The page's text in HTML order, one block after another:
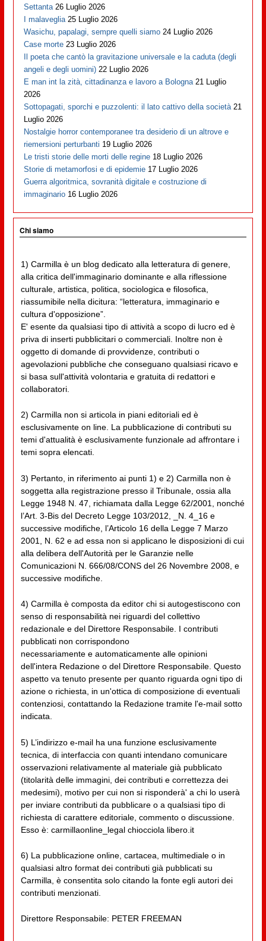
Settanta 26 Luglio 2026
I malaveglia 25 Luglio 2026
Wasichu, papalagi, sempre quelli siamo 24 Luglio 2026
Case morte 23 Luglio 2026
Il poeta che cantò la gravitazione universale e la caduta (degli
angeli e degli uomini) 22 Luglio 2026
E man int la zità, cittadinanza e lavoro a Bologna 21 Luglio
2026
Sottopagati, sporchi e puzzolenti: il lato cattivo della società 21
Luglio 2026
Nostalgie horror contemporanee tra desiderio di un altrove e
riemersioni perturbanti 19 Luglio 2026
Le tristi storie delle morti delle regine 18 Luglio 2026
Storie di metamorfosi e di epidemie 17 Luglio 2026
Guerra algoritmica, sovranità digitale e costruzione di
immaginario 16 Luglio 2026
Chi siamo
1) Carmilla è un blog dedicato alla letteratura di genere,
alla critica dell'immaginario dominante e alla riflessione
culturale, artistica, politica, sociologica e filosofica,
riassumibile nella dicitura: “letteratura, immaginario e
cultura d'opposizione”.
E' esente da qualsiasi tipo di attività a scopo di lucro ed è
priva di inserti pubblicitari o commerciali. Inoltre non è
oggetto di domande di provvidenze, contributi o
agevolazioni pubbliche che conseguano qualsiasi ricavo e
si basa sull'attività volontaria e gratuita di redattori e
collaboratori.
2) Carmilla non si articola in piani editoriali ed è
esclusivamente on line. La pubblicazione di contributi su
temi d'attualità è esclusivamente funzionale ad affrontare i
temi sopra elencati.
3) Pertanto, in riferimento ai punti 1) e 2) Carmilla non è
soggetta alla registrazione presso il Tribunale, ossia alla
Legge 1948 N. 47, richiamata dalla Legge 62/2001, nonché
l’Art. 3-Bis del Decreto Legge 103/2012, _N. 4_16 e
successive modifiche, l’Articolo 16 della Legge 7 Marzo
2001, N. 62 e ad essa non si applicano le disposizioni di cui
alla delibera dell'Autorità per le Garanzie nelle
Comunicazioni N. 666/08/CONS del 26 Novembre 2008, e
successive modifiche.
4) Carmilla è composta da editor chi si autogestiscono con
senso di responsabilità nei riguardi del collettivo
redazionale e del Direttore Responsabile. I contributi
pubblicati non corrispondono
necessariamente e automaticamente alle opinioni
dell'intera Redazione o del Direttore Responsabile. Questo
aspetto va tenuto presente per quanto riguarda ogni tipo di
azione o richiesta, in un'ottica di composizione di eventuali
contenziosi, contattando la Redazione tramite l'e-mail sotto
indicata.
5) L’indirizzo e-mail ha una funzione esclusivamente
tecnica, di interfaccia con quanti intendano comunicare
osservazioni relativamente al materiale già pubblicato
(titolarità delle immagini, dei contributi e correttezza dei
medesimi), motivo per cui non si risponderà' a chi lo userà
per inviare contributi da pubblicare o a qualsiasi tipo di
richiesta di carattere editoriale, commento o discussione.
Esso è: carmillaonline_legal chiocciola libero.it
6) La pubblicazione online, cartacea, multimediale o in
qualsiasi altro format dei contributi già pubblicati su
Carmilla, è consentita solo citando la fonte egli autori dei
contributi menzionati.
Direttore Responsabile: PETER FREEMAN